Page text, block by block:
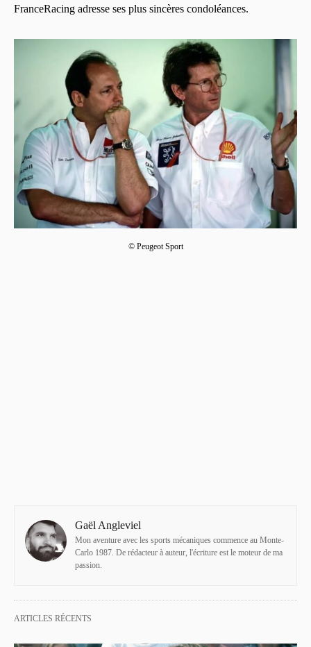
FranceRacing adresse ses plus sincères condoléances.
© Peugeot Sport
Gaël Angleviel
Mon aventure avec les sports mécaniques commence au Monte-
Carlo 1987. De rédacteur à auteur, l'écriture est le moteur de ma
passion.
ARTICLES RÉCENTS